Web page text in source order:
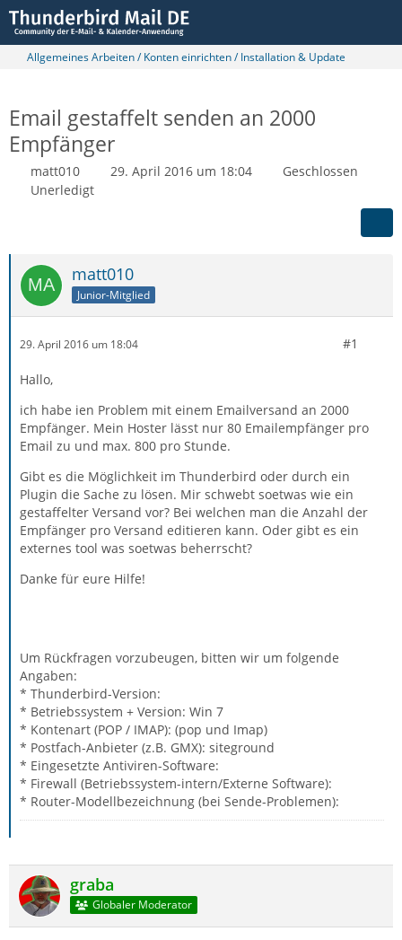
Allgemeines Arbeiten / Konten einrichten / Installation & Update
Email gestaffelt senden an 2000
Empfänger
matt010 29. April 2016 um 18:04
Geschlossen
Unerledigt
matt010
Junior-Mitglied
29. April 2016 um 18:04 #1
Hallo,
ich habe ien Problem mit einem Emailversand an 2000
Empfänger. Mein Hoster lässt nur 80 Emailempfänger pro
Email zu und max. 800 pro Stunde.
Gibt es die Möglichkeit im Thunderbird oder durch ein
Plugin die Sache zu lösen. Mir schwebt soetwas wie ein
gestaffelter Versand vor? Bei welchen man die Anzahl der
Empfänger pro Versand editieren kann. Oder gibt es ein
externes tool was soetwas beherrscht?
Danke für eure Hilfe!
Um Rückfragen vorzubeugen, bitten wir um folgende
Angaben:
* Thunderbird-Version:
* Betriebssystem + Version: Win 7
* Kontenart (POP / IMAP): (pop und Imap)
* Postfach-Anbieter (z.B. GMX): siteground
* Eingesetzte Antiviren-Software:
* Firewall (Betriebssystem-intern/Externe Software):
* Router-Modellbezeichnung (bei Sende-Problemen):
graba
Globaler Moderator